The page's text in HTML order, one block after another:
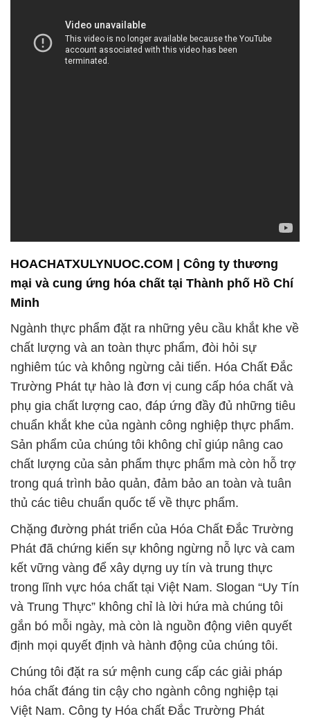
HOACHATXULYNUOC.COM | Công ty thương
mại và cung ứng hóa chất tại Thành phố Hồ Chí
Minh
Ngành thực phẩm đặt ra những yêu cầu khắt khe về
chất lượng và an toàn thực phẩm, đòi hỏi sự
nghiêm túc và không ngừng cải tiến. Hóa Chất Đắc
Trường Phát tự hào là đơn vị cung cấp hóa chất và
phụ gia chất lượng cao, đáp ứng đầy đủ những tiêu
chuẩn khắt khe của ngành công nghiệp thực phẩm.
Sản phẩm của chúng tôi không chỉ giúp nâng cao
chất lượng của sản phẩm thực phẩm mà còn hỗ trợ
trong quá trình bảo quản, đảm bảo an toàn và tuân
thủ các tiêu chuẩn quốc tế về thực phẩm.
Chặng đường phát triển của Hóa Chất Đắc Trường
Phát đã chứng kiến sự không ngừng nỗ lực và cam
kết vững vàng để xây dựng uy tín và trung thực
trong lĩnh vực hóa chất tại Việt Nam. Slogan “Uy Tín
và Trung Thực” không chỉ là lời hứa mà chúng tôi
gắn bó mỗi ngày, mà còn là nguồn động viên quyết
định mọi quyết định và hành động của chúng tôi.
Chúng tôi đặt ra sứ mệnh cung cấp các giải pháp
hóa chất đáng tin cậy cho ngành công nghiệp tại
Việt Nam. Công ty Hóa chất Đắc Trường Phát